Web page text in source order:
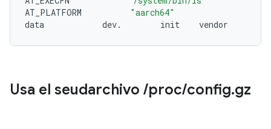
AT_PLATFORM
"aarch64"
data
dev. init
Usa el seudarchivo /proc/config.gz